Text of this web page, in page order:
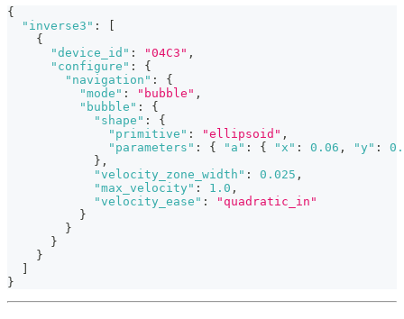
{
"inverse3" :
{
"device_id" : "04C3" ,
"configure" :
{
"navigation" :
{
"mode" : "bubble" ,
"bubble" :
{
"shape" :
{
"primitive" : "ellipsoid" ,
"parameters" : { "a" : { "x" : 0.06 , "y" :
} ,
"velocity_zone_width" : 0.025 ,
"max_velocity" : 1.0 ,
"velocity_ease" :
"quadratic_in"
}
}
}
}
}